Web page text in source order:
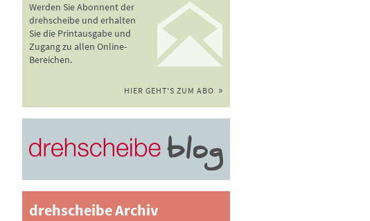
Werden Sie Abonnent der
drehscheibe und erhalten
Sie die Printausgabe und
Zugang zu allen Online-
Bereichen.
HIER GEHT'S ZUM ABO
drehscheibe Archiv